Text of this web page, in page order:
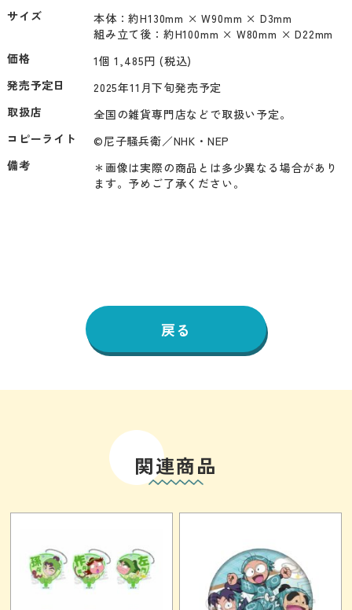
サイズ
本体：約H130mm × W90mm × D3mm
組み立て後：約H100mm × W80mm × D22mm
価格
1個 1,485円 (税込)
発売予定日
2025年11月下旬発売予定
取扱店
全国の雑貨専門店などで取扱い予定。
コピーライト
©尼子騒兵衛／NHK・NEP
備考
＊画像は実際の商品とは多少異なる場合があり
ます。予めご了承ください。
戻る
関連商品